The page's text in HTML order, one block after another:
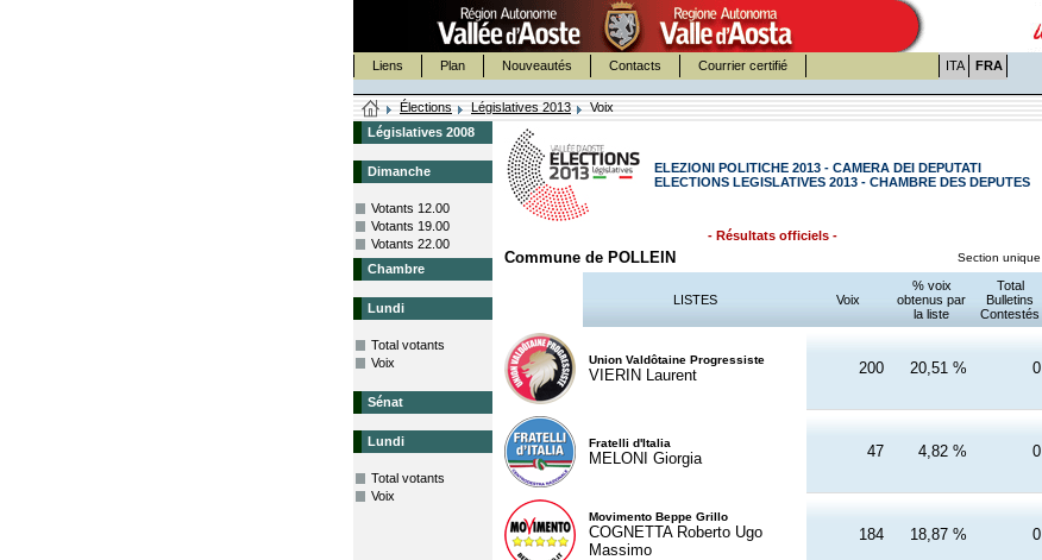
Liens Plan Nouveautés Contacts Courrier certifié ITA FRA
Élections Législatives 2013
Voix
Législatives 2008
Dimanche
Votants 12.00
Votants 19.00
Votants 22.00
Chambre
Lundi
Total votants
Voix
Sénat
Lundi
Total votants
Voix
ELEZIONI POLITICHE 2013 - CAMERA DEI DEPUTATI
ELECTIONS LEGISLATIVES 2013 - CHAMBRE DES DEPUTES
- Résultats officiels -
Commune de POLLEIN Section unique
LISTES Voix
% voix
obtenus par
la liste
Total
Bulletins
Contestés
Union Valdôtaine Progressiste
VIERIN Laurent 200 20,51 % 0
Fratelli d'Italia
MELONI Giorgia 47 4,82 % 0
Movimento Beppe Grillo
COGNETTA Roberto Ugo
Massimo
184 18,87 % 0